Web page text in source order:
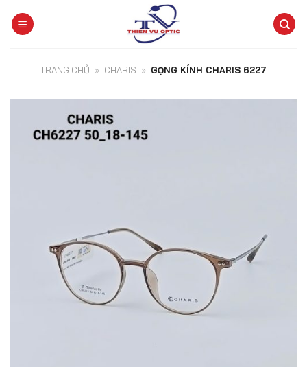
TRANG CHỦ » CHARIS » GỌNG KÍNH CHARIS 6227